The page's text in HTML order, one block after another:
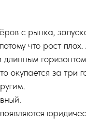
с рынка,
что рост плох.
окупается за три